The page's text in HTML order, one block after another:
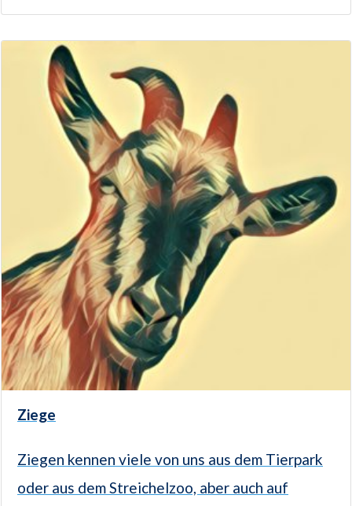
Ziege
Ziegen kennen viele von uns aus dem Tierpark
oder aus dem Streichelzoo, aber auch auf